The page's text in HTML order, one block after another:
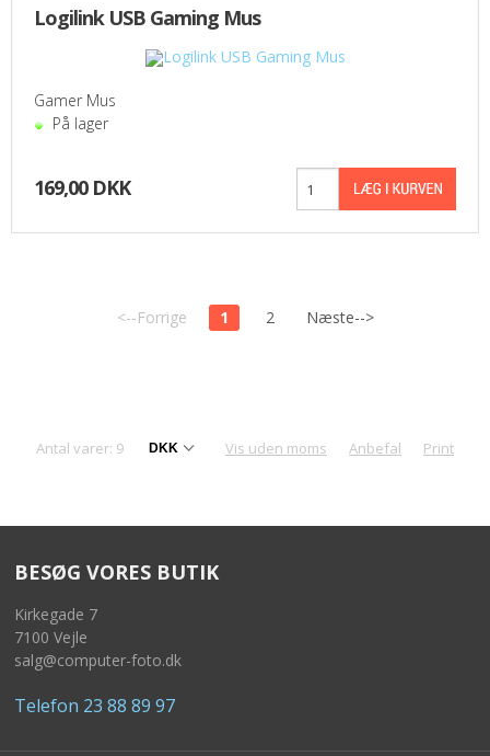
Logilink USB Gaming Mus
Gamer Mus
På lager
169,00 DKK
<--Forrige 1 2 Næste-->
Antal varer: 9 Vis uden moms Anbefal Print
BESØG VORES BUTIK
Kirkegade 7
7100 Vejle
salg@computer-foto.dk
Telefon 23 88 89 97